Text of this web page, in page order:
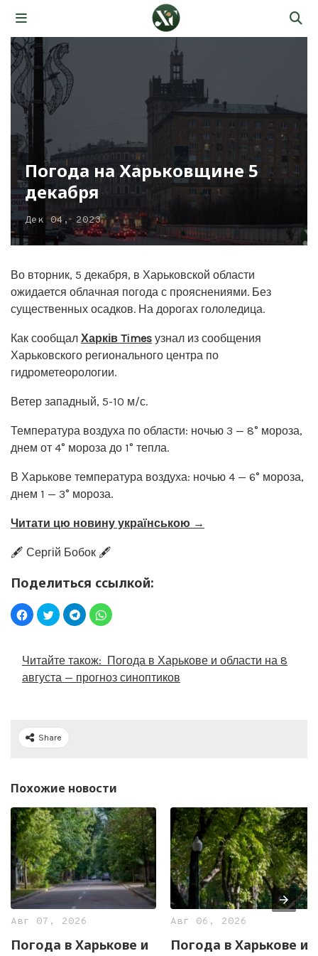
Погода на Харьковщине 5
декабря
Дек 04, 2023
Во вторник, 5 декабря, в Харьковской области
ожидается облачная погода с прояснениями. Без
существенных осадков. На дорогах гололедица.
Как сообщал Харків Times узнал из сообщения
Харьковского регионального центра по
гидрометеорологии.
Ветер западный, 5-10 м/с.
Температура воздуха по области: ночью 3 — 8° мороза,
днем от 4° мороза до 1° тепла.
В Харькове температура воздуха: ночью 4 — 6° мороза,
днем 1 — 3° мороза.
Читати цю новину українською →
🖋️ Сергій Бобок 🖋️
Поделиться ссылкой:
Читайте також: Погода в Харькове и области на 8
августа — прогноз синоптиков
Share
Похожие новости
Авг 07, 2026
Погода в Харькове и
Авг 06, 2026
Погода в Харькове и